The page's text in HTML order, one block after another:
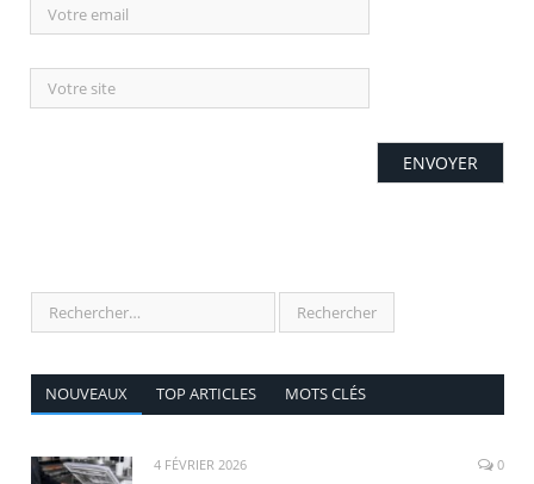
NOUVEAUX TOP ARTICLES MOTS CLÉS
4 FÉVRIER 2026 0